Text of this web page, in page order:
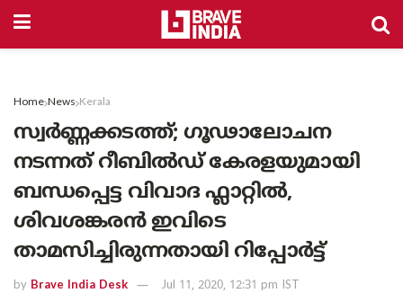
Home News Kerala
സ്വർണ്ണക്കടത്ത്; ഗൂഢാലോചന
നടന്നത് റീബിൽഡ് കേരളയുമായി
ബന്ധപ്പെട്ട വിവാദ ഫ്ലാറ്റിൽ,
ശിവശങ്കരൻ ഇവിടെ
താമസിച്ചിരുന്നതായി റിപ്പോർട്ട്
by Brave India Desk Jul 11, 2020, 12:31 pm IST